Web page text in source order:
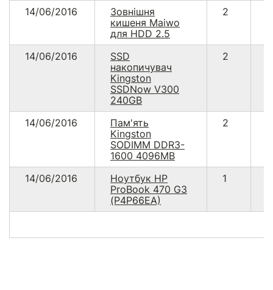
14/06/2016
Зовнішня
кишеня Maiwo
для HDD 2.5
2
14/06/2016
SSD
накопичувач
Kingston
SSDNow V300
240GB
2
14/06/2016
Пам'ять
Kingston
SODIMM DDR3-
1600 4096MB
2
14/06/2016
Ноутбук HP
ProBook 470 G3
(P4P66EA)
1